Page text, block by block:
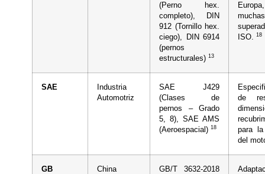
(Perno hex.
completo), DIN
912 (Tornillo hex.
ciego), DIN 6914
(pernos
estructurales) 13
ISO.
18
SAE
Industria
Automotriz
SAE J429
(Clases de
pernos – Grado
5, 8), SAE AMS
(Aeroespacial) 18
de
para la
del
GB China
GB/T 3632-2018